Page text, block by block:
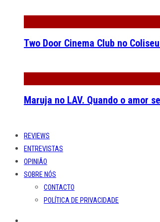
Two Door Cinema Club no
Maruja no LAV. Quando o amor
REVIEWS
ENTREVISTAS
OPINIÃO
SOBRE NÓS
CONTACTO
POLÍTICA DE PRIVACIDADE